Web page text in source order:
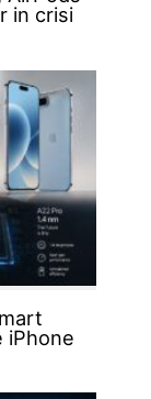
in crisi
iPhone